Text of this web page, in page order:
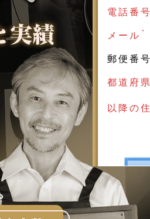
電話番
メール ＊
郵便番
都道府
以降の